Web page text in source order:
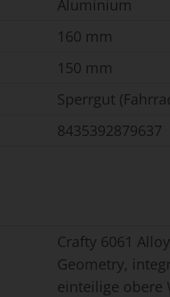
Aluminium
160 mm
150 mm
Sperrgut
8435392879637
Crafty 6061
Geometry,
einteilige obere